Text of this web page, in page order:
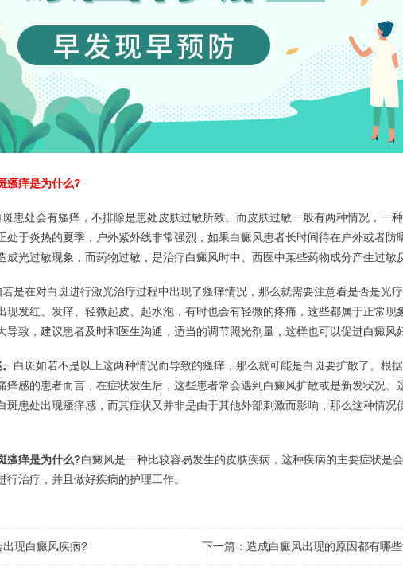
痒是为什么?
斑患处会有瘙痒，不排除是患处皮肤过敏所致。而皮肤过敏一般有两种情况，一
处于炎热的夏季，户外紫外线非常强烈，如果白癜风患者长时间待在户外或者防
成光过敏现象，而药物过敏，是治疗白癜风时中、西医中某些药物成分产生过敏
若是在对白斑进行激光治疗过程中出现了瘙痒情况，那么就需要注意看是否是光
现发红、发痒、轻微起皮、起水泡，有时也会有轻微的疼痛，这些都属于正常现
导致，建议患者及时和医生沟通，适当的调节照光剂量，这样也可以促进白癜风
白斑如若不是以上这两种情况而导致的瘙痒，那么就可能是白斑要扩散了。根
痒感的患者而言，在症状发生后，这些患者常会遇到白癜风扩散或是新发状况。
斑患处出现瘙痒感，而其症状又并非是由于其他外部刺激而影响，那么这种情况
瘙痒是为什么?白癜风是一种比较容易发生的皮肤疾病，这种疾病的主要症状是
行治疗，并且做好疾病的护理工作。
现白癜风疾病? 下一篇： 造成白癜风出现的原因都有哪